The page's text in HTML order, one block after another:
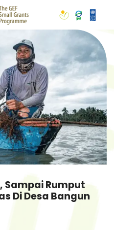
Sampai Rumput
Di Desa Bangun